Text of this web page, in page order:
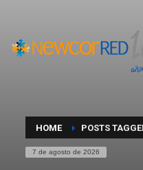
HOME POSTS
7 de agosto de 2026